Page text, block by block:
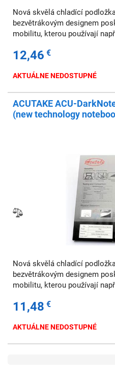
Nová skvělá chladící
bezvětrákovým designem
mobilitu, kterou používají
odolného materiálu
12,46 €
AKTUÁLNE NEDOSTUPNÉ
ACUTAKE ACU-
(new technology
Nová skvělá chladící
bezvětrákovým designem
mobilitu, kterou používají
odolného materiálu
11,48 €
AKTUÁLNE NEDOSTUPNÉ